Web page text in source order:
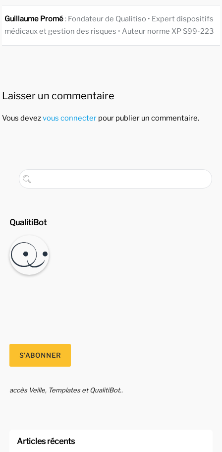
Guillaume Promé: Fondateur de Qualitiso • Expert dispositifs
médicaux et gestion des risques • Auteur norme XP S99-223
Laisser un commentaire
Vous devezvous connecter pour publier un commentaire.
QualitiBot
accès Veille, Templates et QualitiBot..
Articles récents